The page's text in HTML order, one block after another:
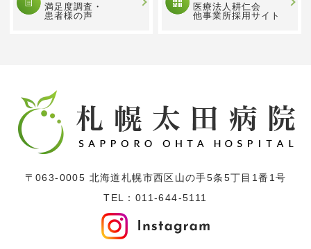
満足度調査・
患者様の声
医療法人耕仁会
他事業所採用サイト
〒063-0005 北海道札幌市西区山の手5条5丁目1番1号
TEL： 011-644-5111